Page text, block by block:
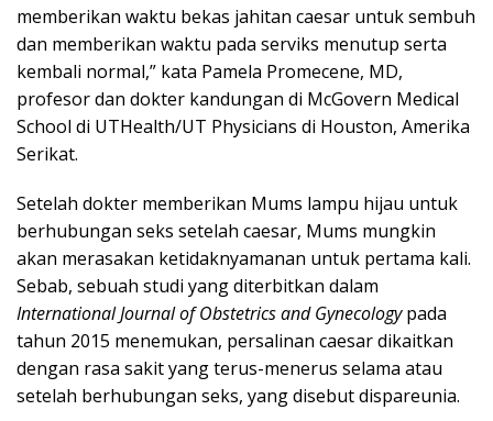
memberikan waktu bekas jahitan caesar untuk sembuh
dan memberikan waktu pada serviks menutup serta
kembali normal,” kata Pamela Promecene, MD,
profesor dan dokter kandungan di McGovern Medical
School di UTHealth/UT Physicians di Houston, Amerika
Serikat.
Setelah dokter memberikan Mums lampu hijau untuk
berhubungan seks setelah caesar, Mums mungkin
akan merasakan ketidaknyamanan untuk pertama kali.
Sebab, sebuah studi yang diterbitkan dalam
International Journal of Obstetrics and Gynecologypada
tahun 2015 menemukan, persalinan caesar dikaitkan
dengan rasa sakit yang terus-menerus selama atau
setelah berhubungan seks, yang disebut dispareunia.